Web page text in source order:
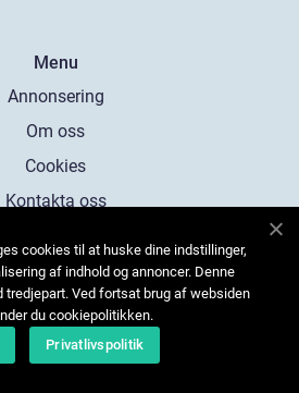
Menu
Annonsering
Om oss
Cookies
Kontakta oss
cookies til at huske dine indstillinger,
af indhold og annoncer. Denne
tredjepart. Ved fortsat brug af websiden
du cookiepolitikken.
Privatlivspolitik